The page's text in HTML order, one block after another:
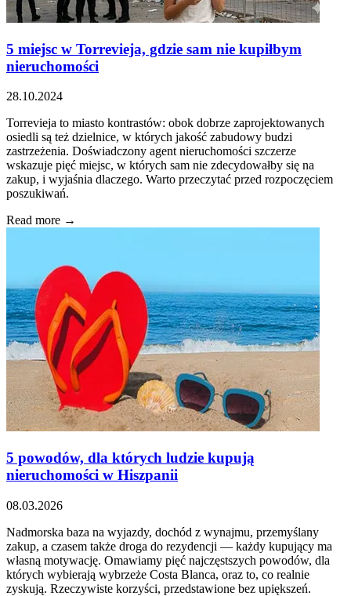
5 miejsc w Torrevieja, gdzie sam nie kupiłbym
nieruchomości
28.10.2024
Torrevieja to miasto kontrastów: obok dobrze zaprojektowanych
osiedli są też dzielnice, w których jakość zabudowy budzi
zastrzeżenia. Doświadczony agent nieruchomości szczerze
wskazuje pięć miejsc, w których sam nie zdecydowałby się na
zakup, i wyjaśnia dlaczego. Warto przeczytać przed rozpoczęciem
poszukiwań.
Read more →
5 powodów, dla których ludzie kupują
nieruchomości w Hiszpanii
08.03.2026
Nadmorska baza na wyjazdy, dochód z wynajmu, przemyślany
zakup, a czasem także droga do rezydencji — każdy kupujący ma
własną motywację. Omawiamy pięć najczęstszych powodów, dla
których wybierają wybrzeże Costa Blanca, oraz to, co realnie
zyskują. Rzeczywiste korzyści, przedstawione bez upiększeń.